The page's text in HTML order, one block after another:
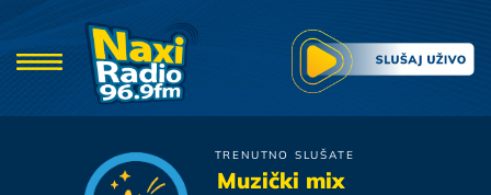
TRENUTNO SLUŠATE
Muzički mixViktorija